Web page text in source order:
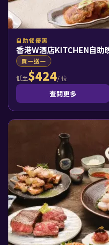
自助餐優惠
香港W酒店KITCHEN自助
買一送一
低至$424/ 位
查閱更多